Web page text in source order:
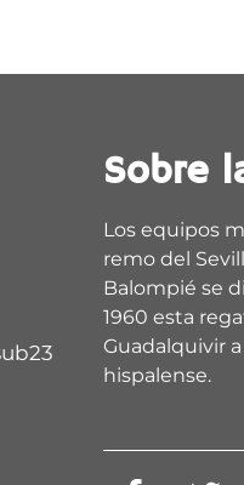
Sobre
Los equipos
remo del
Balompié se
1960 esta
Guadalquivir
hispalense.